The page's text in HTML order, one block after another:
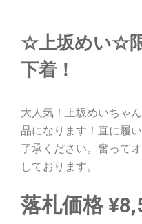
☆上坂めい☆
下着！
大人気！上坂めいちゃ
品になります！直に履
了承ください。奮って
しております。
落札価格¥